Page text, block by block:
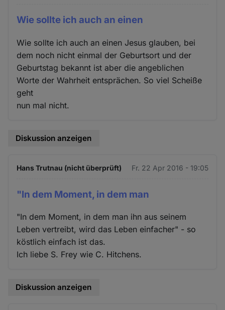
Wie sollte ich auch an einen
Wie sollte ich auch an einen Jesus glauben, bei
dem noch nicht einmal der Geburtsort und der
Geburtstag bekannt ist aber die angeblichen
Worte der Wahrheit entsprächen. So viel Scheiße
geht
nun mal nicht.
Diskussion anzeigen
Hans Trutnau (nicht überprüft) Fr. 22 Apr 2016 - 19:05
"In dem Moment, in dem man
"In dem Moment, in dem man ihn aus seinem
Leben vertreibt, wird das Leben einfacher" - so
köstlich einfach ist das.
Ich liebe S. Frey wie C. Hitchens.
Diskussion anzeigen